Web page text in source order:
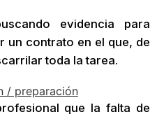
evidencia para
un contrato en el que, de
toda la tarea.
/ preparación
que la falta de